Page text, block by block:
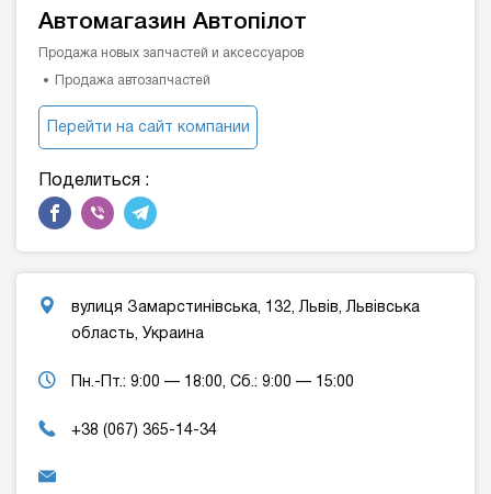
Автомагазин Автопілот
Продажа новых запчастей и аксессуаров
Продажа автозапчастей
Перейти на сайт компании
Поделиться :
вулиця Замарстинівська, 132, Львів, Львівська
область, Украина
Пн.-Пт.: 9:00 — 18:00, Сб.: 9:00 — 15:00
+38 (067) 365-14-34